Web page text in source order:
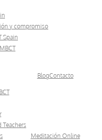
y compromiso
Spain
BlogContacto
Teachers
Meditación Online